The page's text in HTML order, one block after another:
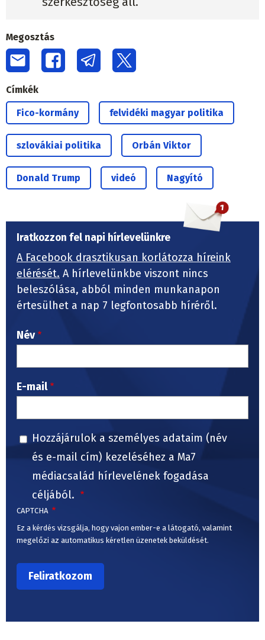
Megosztás
Címkék
Fico-kormány felvidéki magyar politika
szlovákiai politika Orbán Viktor
Donald Trump videó Nagyító
Iratkozzon fel napi hírlevelünkre
A Facebook drasztikusan korlátozza híreink
elérését. A hírlevelünkbe viszont nincs
beleszólása, abból minden munkanapon
értesülhet a nap 7 legfontosabb híréről.
Név
E-mail
Hozzájárulok a személyes adataim (név
és e-mail cím) kezeléséhez a Ma7
médiacsalád hírlevelének fogadása
céljából.
CAPTCHA
Ez a kérdés vizsgálja, hogy vajon ember-e a látogató, valamint
megelőzi az automatikus kéretlen üzenetek beküldését.